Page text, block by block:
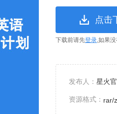
点击
下载前请先登录,如果
发布人： 星火
资源格式： rar/